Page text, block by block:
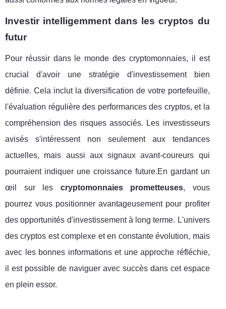
Investir intelligemment dans les cryptos du
futur
Pour réussir dans le monde des cryptomonnaies, il est
crucial d'avoir une stratégie d'investissement bien
définie. Cela inclut la diversification de votre portefeuille,
l'évaluation régulière des performances des cryptos, et la
compréhension des risques associés. Les investisseurs
avisés s'intéressent non seulement aux tendances
actuelles, mais aussi aux signaux avant-coureurs qui
pourraient indiquer une croissance future.En gardant un
œil sur les cryptomonnaies prometteuses, vous
pourrez vous positionner avantageusement pour profiter
des opportunités d'investissement à long terme. L'univers
des cryptos est complexe et en constante évolution, mais
avec les bonnes informations et une approche réfléchie,
il est possible de naviguer avec succès dans cet espace
en plein essor.